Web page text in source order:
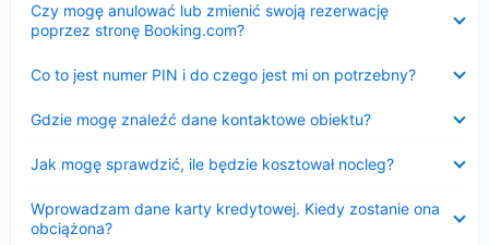
Czy mogę anulować lub zmienić swoją rezerwację
poprzez stronę Booking.com?
Co to jest numer PIN i do czego jest mi on potrzebny?
Gdzie mogę znaleźć dane kontaktowe obiektu?
Jak mogę sprawdzić, ile będzie kosztował nocleg?
Wprowadzam dane karty kredytowej. Kiedy zostanie ona
obciążona?